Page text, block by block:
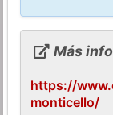
Más
https://
monticello/